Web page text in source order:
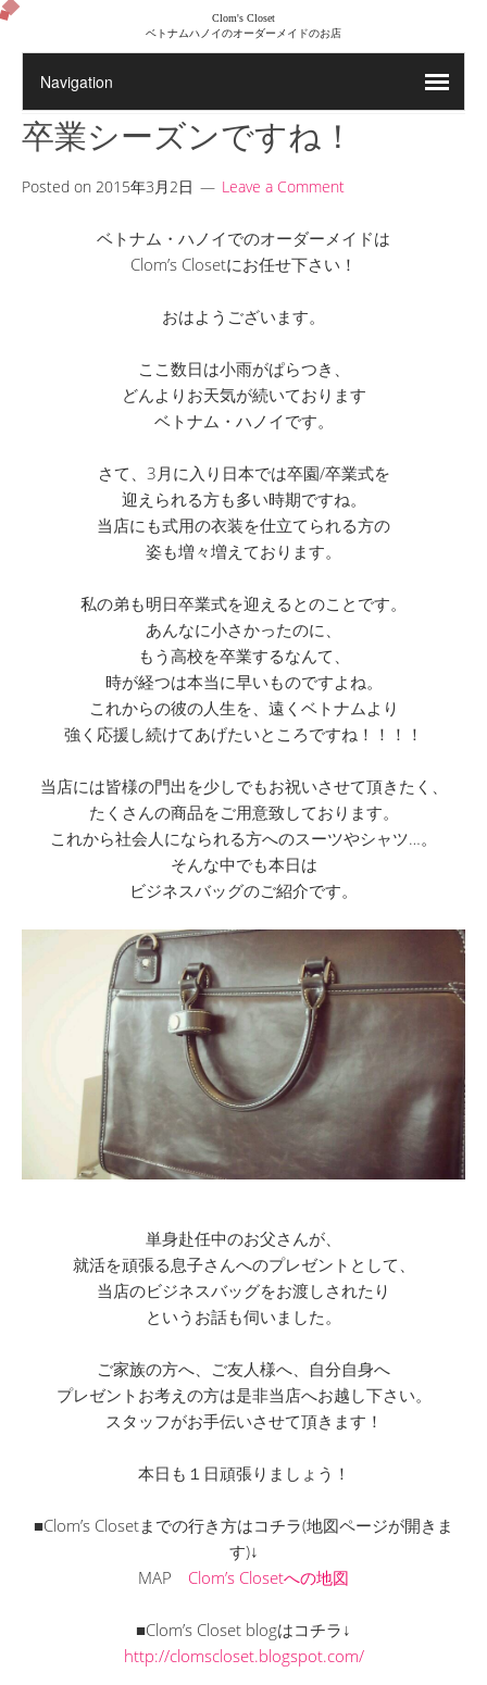
Clom's Closet
ベトナムハノイのオーダーメイドのお店
卒業シーズンですね！
Posted on 2015年3月2日 Leave a Comment
ベトナム・ハノイでのオーダーメイドは
Clom’s Closetにお任せ下さい！
おはようございます。
ここ数日は小雨がぱらつき、
どんよりお天気が続いております
ベトナム・ハノイです。
さて、3月に入り日本では卒園/卒業式を
迎えられる方も多い時期ですね。
当店にも式用の衣装を仕立てられる方の
姿も増々増えております。
私の弟も明日卒業式を迎えるとのことです。
あんなに小さかったのに、
もう高校を卒業するなんて、
時が経つは本当に早いものですよね。
これからの彼の人生を、遠くベトナムより
強く応援し続けてあげたいところですね！！！！
当店には皆様の門出を少しでもお祝いさせて頂きたく、
たくさんの商品をご用意致しております。
これから社会人になられる方へのスーツやシャツ…。
そんな中でも本日は
ビジネスバッグのご紹介です。
単身赴任中のお父さんが、
就活を頑張る息子さんへのプレゼントとして、
当店のビジネスバッグをお渡しされたり
というお話も伺いました。
ご家族の方へ、ご友人様へ、自分自身へ
プレゼントお考えの方は是非当店へお越し下さい。
スタッフがお手伝いさせて頂きます！
本日も１日頑張りましょう！
■Clom’s Closetまでの行き方はコチラ(地図ページが開きま
す)↓
MAP Clom’s Closetへの地図
■Clom’s Closet blogはコチラ↓
http://clomscloset.blogspot.com/